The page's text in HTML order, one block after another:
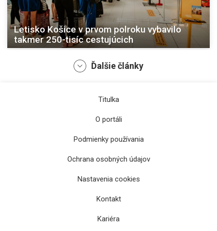
Letisko Košice v prvom polroku vybavilo
takmer 250-tisíc cestujúcich
Do kampane Zbieraj zelené kilometre sa
zapojilo viac ľudí ako v minulom roku
Ďalšie články
Titulka
O portáli
Podmienky používania
Ochrana osobných údajov
Nastavenia cookies
Kontakt
Kariéra